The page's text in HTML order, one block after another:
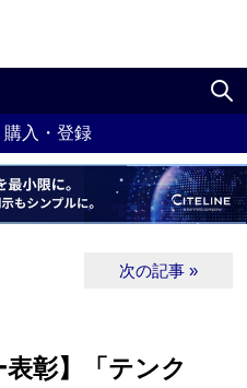
購入・登録
次の記事 »
表彰】「テンク